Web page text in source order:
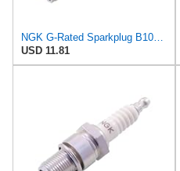
NGK G-Rated Sparkplug B10EG for Yamaha YZ80 1993-2001
USD 11.81